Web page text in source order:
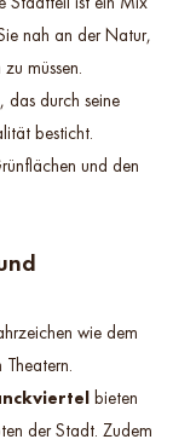
nah an der Natur,
müssen.
das durch seine
besticht.
und den
wie dem
Theatern.
bieten
der Stadt. Zudem